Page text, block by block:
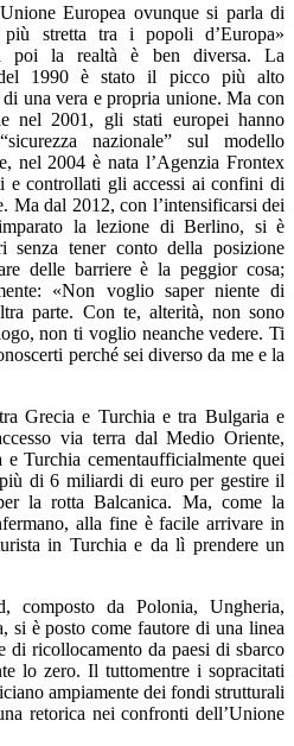
Europea ovunque si parla di
più stretta tra i popoli d’Europa»
poi la realtà è ben diversa. La
1990 è stato il picco più alto
una vera e propria unione. Ma con
nel 2001, gli stati europei hanno
nazionale” sul modello
nel 2004 è nata l’Agenzia Frontex
e controllati gli accessi ai confini di
Ma dal 2012, con l’intensificarsi dei
la lezione di Berlino, si è
senza tener conto della posizione
delle barriere è la peggior cosa;
«Non voglio saper niente di
parte. Con te, alterità, non sono
non ti voglio neanche vedere. Ti
perché sei diverso da me e la
Grecia e Turchia e tra Bulgaria e
via terra dal Medio Oriente,
Turchia cementaufficialmente quei
di 6 miliardi di euro per gestire il
la rotta Balcanica. Ma, come la
alla fine è facile arrivare in
in Turchia e da lì prendere un
composto da Polonia, Ungheria,
si è posto come fautore di una linea
di ricollocamento da paesi di sbarco
lo zero. Il tuttomentre i sopracitati
ampiamente dei fondi strutturali
retorica nei confronti dell’Unione